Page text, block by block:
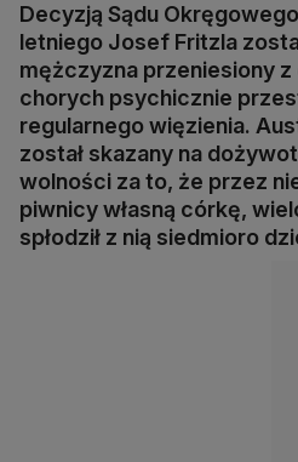
Decyzją Sądu
letniego Josef Fritzla
mężczyzna przeniesiony z
chorych psychicznie
regularnego więzienia.
został skazany na
wolności za to, że przez
piwnicy własną córkę,
spłodził z nią siedmioro